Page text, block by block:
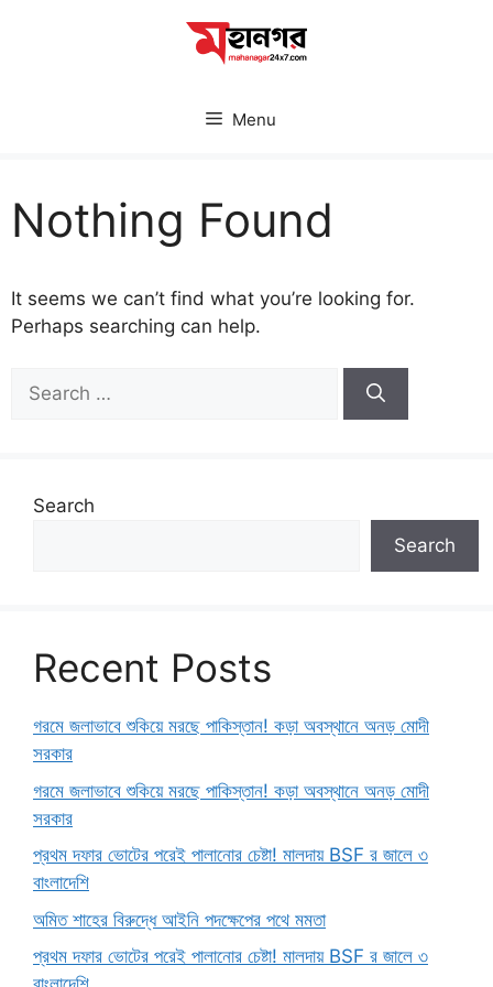
Menu
Nothing Found
It seems we can’t find what you’re looking for.
Perhaps searching can help.
Search
for:
Search
Search
Recent Posts
গরমে জলাভাবে শুকিয়ে মরছে পাকিস্তান! কড়া অবস্থানে অনড় মোদী
সরকার
গরমে জলাভাবে শুকিয়ে মরছে পাকিস্তান! কড়া অবস্থানে অনড় মোদী
সরকার
প্রথম দফার ভোটের পরেই পালানোর চেষ্টা! মালদায় BSF র জালে ৩
বাংলাদেশি
অমিত শাহের বিরুদ্ধে আইনি পদক্ষেপের পথে মমতা
প্রথম দফার ভোটের পরেই পালানোর চেষ্টা! মালদায় BSF র জালে ৩